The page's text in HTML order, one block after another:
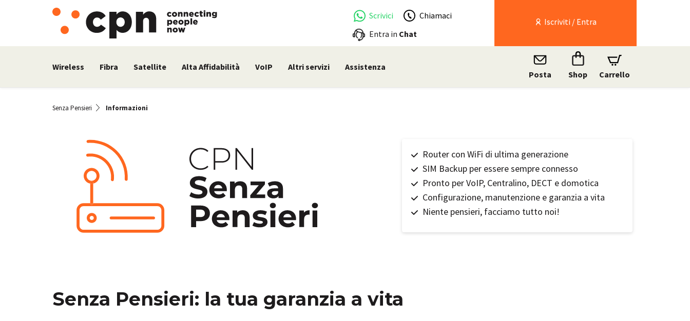
Scrivici
Chiamaci
Entra in Chat
Iscriviti / Entra
Wireless Fibra Satellite Alta Affidabilità VoIP Altri servizi Assistenza
Posta Shop Carrello
Senza Pensieri Informazioni
Router con WiFi di ultima generazione
SIM Backup per essere sempre connesso
Pronto per VoIP, Centralino, DECT e domotica
Configurazione, manutenzione e garanzia a vita
Niente pensieri, facciamo tutto noi!
Senza Pensieri: la tua garanzia a vita